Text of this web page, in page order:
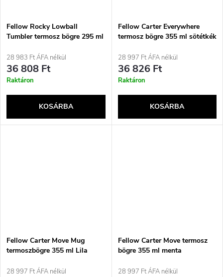
Fellow Rocky Lowball
Tumbler termosz bögre 295 ml
28 983 Ft ÁFA nélkül
36 808 Ft
Raktáron
KOSÁRBA
Fellow Carter Everywhere
termosz bögre 355 ml sötétkék
28 997 Ft ÁFA nélkül
36 826 Ft
Raktáron
KOSÁRBA
Fellow Carter Move Mug
termoszbögre 355 ml Lila
28 997 Ft ÁFA nélkül
Fellow Carter Move termosz
bögre 355 ml menta
28 997 Ft ÁFA nélkül